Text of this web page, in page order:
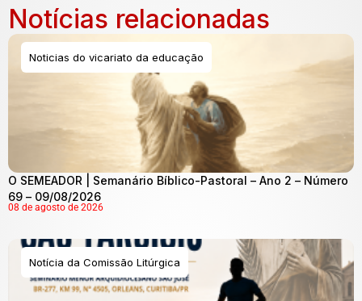
Notícias relacionadas
Noticias do vicariato da educação
O SEMEADOR | Semanário Bíblico-Pastoral – Ano 2 – Número
69 – 09/08/2026
08 de agosto de 2026
Notícia da Comissão Litúrgica